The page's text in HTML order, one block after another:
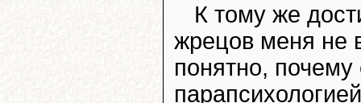
К тому же
жрецов меня не
понятно,